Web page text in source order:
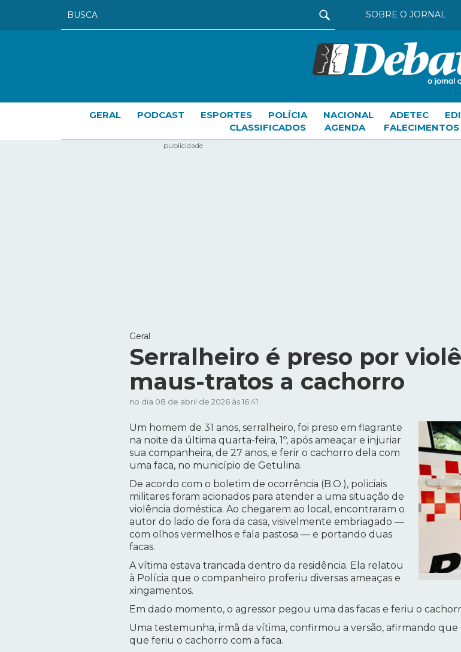
SOBRE O JORNAL
GERAL PODCAST ESPORTES POLÍCIA NACIONAL ADETEC
CLASSIFICADOS
AGENDA FALECIMENTOS
publicidade
Geral
Serralheiro é preso por
maus-tratos a cachorro
no dia 08 de abril de 2026 às 16:41
Um homem de 31 anos, serralheiro, foi preso em flagrante
na noite da última quarta-feira, 1º, após ameaçar e injuriar
sua companheira, de 27 anos, e ferir o cachorro dela com
uma faca, no município de Getulina.
De acordo com o boletim de ocorrência (B.O.), policiais
militares foram acionados para atender a uma situação de
violência doméstica. Ao chegarem ao local, encontraram o
autor do lado de fora da casa, visivelmente embriagado —
com olhos vermelhos e fala pastosa — e portando duas
facas.
A vítima estava trancada dentro da residência. Ela relatou
à Polícia que o companheiro proferiu diversas ameaças e
xingamentos.
Em dado momento, o agressor pegou uma das facas e feriu o
Uma testemunha, irmã da vítima, confirmou a versão, afirmando
que feriu o cachorro com a faca.